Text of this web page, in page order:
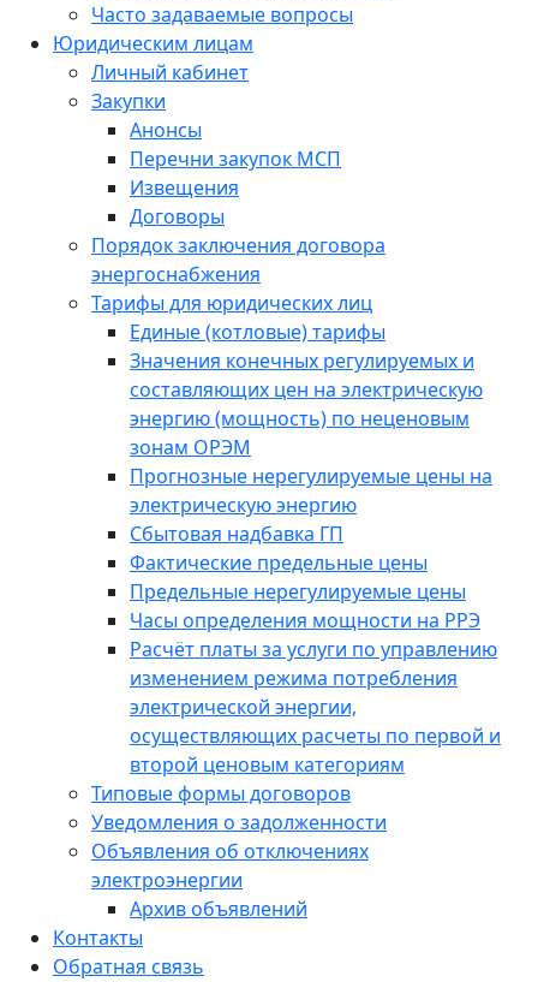
Часто задаваемые вопросы
Юридическим лицам
Личный кабинет
Закупки
Анонсы
Перечни закупок МСП
Извещения
Договоры
Порядок заключения договора
энергоснабжения
Тарифы для юридических лиц
Единые (котловые) тарифы
Значения конечных регулируемых и
составляющих цен на электрическую
энергию (мощность) по неценовым
зонам ОРЭМ
Прогнозные нерегулируемые цены на
электрическую энергию
Сбытовая надбавка ГП
Фактические предельные цены
Предельные нерегулируемые цены
Часы определения мощности на РРЭ
Расчёт платы за услуги по управлению
изменением режима потребления
электрической энергии,
осуществляющих расчеты по первой и
второй ценовым категориям
Типовые формы договоров
Уведомления о задолженности
Объявления об отключениях
электроэнергии
Архив объявлений
Контакты
Обратная связь